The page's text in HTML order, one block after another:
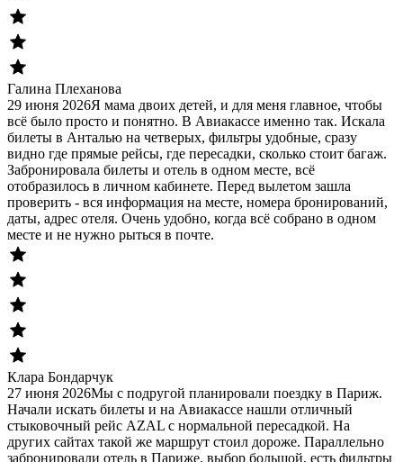
Галина Плеханова
29 июня 2026Я мама двоих детей, и для меня главное, чтобы
всё было просто и понятно. В Авиакассе именно так. Искала
билеты в Анталью на четверых, фильтры удобные, сразу
видно где прямые рейсы, где пересадки, сколько стоит багаж.
Забронировала билеты и отель в одном месте, всё
отобразилось в личном кабинете. Перед вылетом зашла
проверить - вся информация на месте, номера бронирований,
даты, адрес отеля. Очень удобно, когда всё собрано в одном
месте и не нужно рыться в почте.
Клара Бондарчук
27 июня 2026Мы с подругой планировали поездку в Париж.
Начали искать билеты и на Авиакассе нашли отличный
стыковочный рейс AZAL с нормальной пересадкой. На
других сайтах такой же маршрут стоил дороже. Параллельно
забронировали отель в Париже, выбор большой, есть фильтры